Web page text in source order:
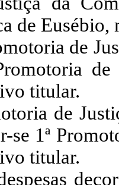
de
de
titular.
de
se 1ª
titular.